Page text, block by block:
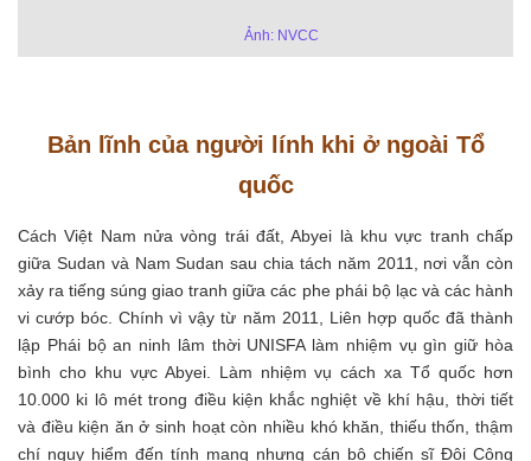
Ảnh: NVCC
Bản lĩnh của người lính khi ở ngoài Tổ
quốc
Cách Việt Nam nửa vòng trái đất, Abyei là khu vực tranh chấp
giữa Sudan và Nam Sudan sau chia tách năm 2011, nơi vẫn còn
xảy ra tiếng súng giao tranh giữa các phe phái bộ lạc và các hành
vi cướp bóc. Chính vì vậy từ năm 2011, Liên hợp quốc đã thành
lập Phái bộ an ninh lâm thời UNISFA làm nhiệm vụ gìn giữ hòa
bình cho khu vực Abyei. Làm nhiệm vụ cách xa Tổ quốc hơn
10.000 ki lô mét trong điều kiện khắc nghiệt về khí hậu, thời tiết
và điều kiện ăn ở sinh hoạt còn nhiều khó khăn, thiếu thốn, thậm
chí nguy hiểm đến tính mạng nhưng cán bộ chiến sĩ Đội Công